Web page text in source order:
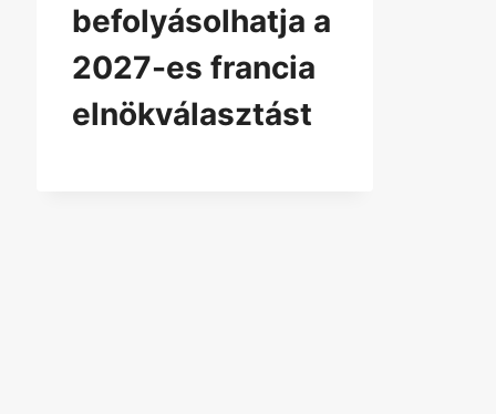
befolyásolhatja a
2027-es francia
elnökválasztást